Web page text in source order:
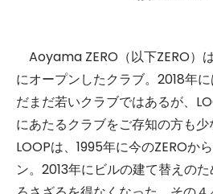
Aoyama ZERO（以下ZERO）
にオープンしたクラブ。2018年
だまだ若いクラブではあるが、
にあたるクラブをご存知の方も少
LOOPは、1995年に今のZEROか
ン。2013年にビルの建て替えの